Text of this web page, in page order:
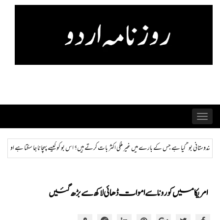
Skip
Toggle
navigation
بات کرتے ہیں؟ اس بو کو کیسے پہچانا جا سکتا ہے اور ختم کیا جا سکتا ہے؟ ہمراز: پاکستان
امریکا میں کورونا سے اموات ڈھائی لاکھ سے بڑھ گئیں